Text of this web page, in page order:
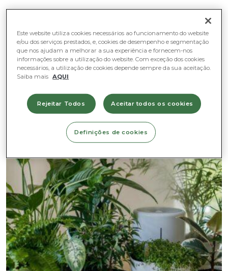
Este website utiliza cookies necessários ao funcionamento do website
e/ou dos serviços prestados, e, cookies de desempenho e segmentação
que nos ajudam a melhorar a sua experiência e fornecem-nos
informações sobre a utilização do website. Com exceção dos cookies
necessários, a utilização de cookies depende sempre da sua aceitação.
Saiba mais AQUI
Rejeitar Todos Aceitar todos os cookies
Definições de cookies